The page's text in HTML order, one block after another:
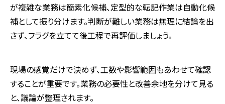
が複雑な業務は簡素化候補、定型的な転記作業は自動化候
補として振り分けます。判断が難しい業務は無理に結論を出
さず、フラグを立てて後工程で再評価しましょう。
現場の感覚だけで決めず、工数や影響範囲もあわせて確認
することが重要です。業務の必要性と改善余地を分けて見る
と、議論が整理されます。